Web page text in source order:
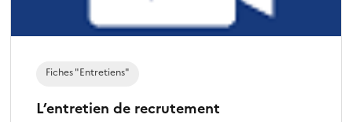
L’entretien de recrutement
Fiches "Entretiens"